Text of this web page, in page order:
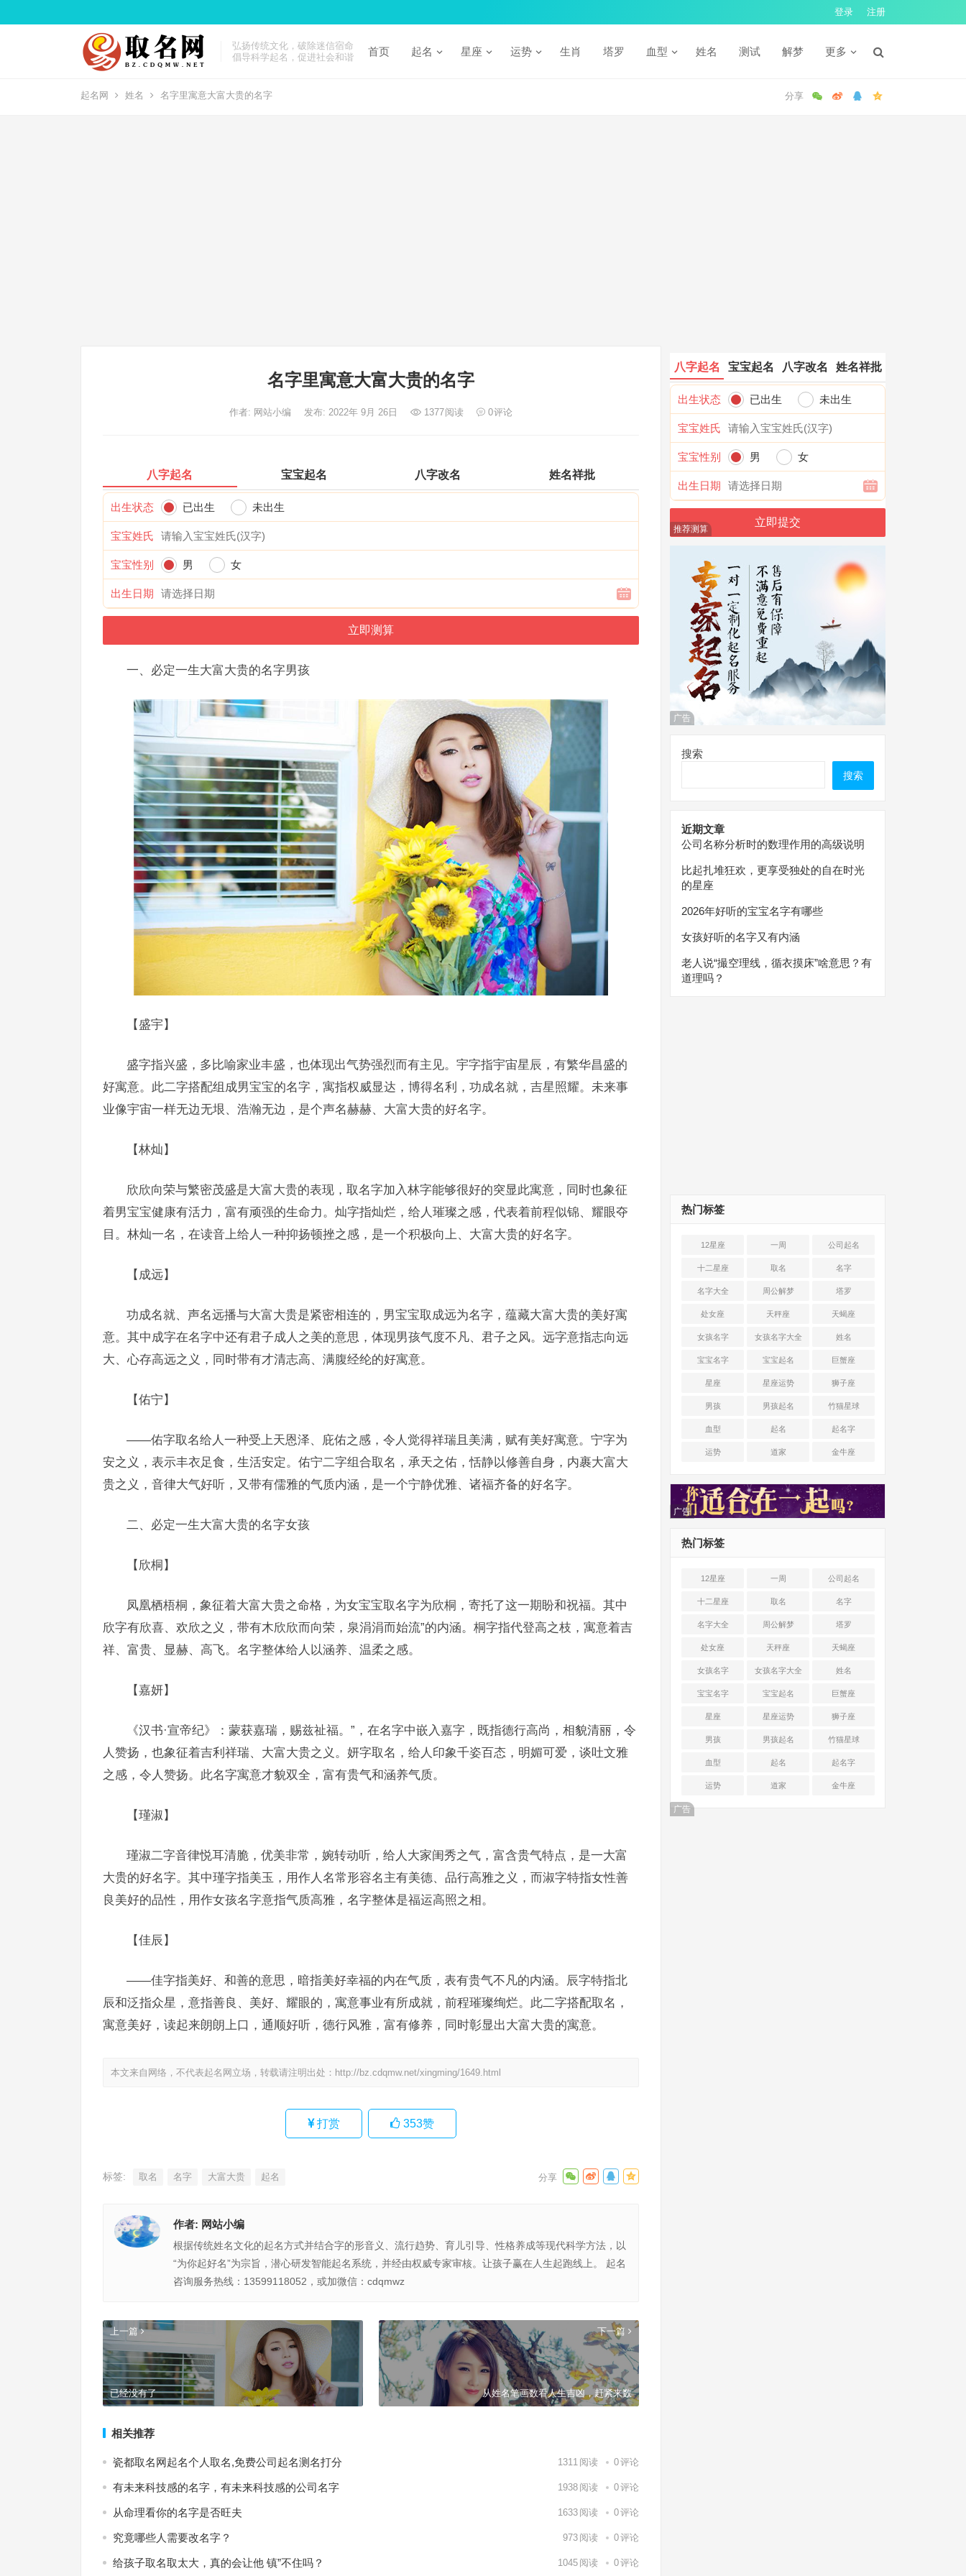
登录 注册
弘扬传统文化，破除迷信宿命
倡导科学起名，促进社会和谐
首页 起名 星座 运势 生肖 塔罗 血型 姓名 测试 解梦 更多
起名网 姓名 名字里寓意大富大贵的名字
名字里寓意大富大贵的名字
作者: 网站小编 发布: 2022年 9月 26日 1377阅读 0评论
八字起名 宝宝起名 八字改名 姓名祥批
出生状态 已出生 未出生
宝宝姓氏
宝宝性别 男 女
出生日期
一、必定一生大富大贵的名字男孩
【盛宇】
盛字指兴盛，多比喻家业丰盛，也体现出气势强烈而有主见。宇字指宇宙星辰，有繁华昌盛的
好寓意。此二字搭配组成男宝宝的名字，寓指权威显达，博得名利，功成名就，吉星照耀。未来事
业像宇宙一样无边无垠、浩瀚无边，是个声名赫赫、大富大贵的好名字。
【林灿】
欣欣向荣与繁密茂盛是大富大贵的表现，取名字加入林字能够很好的突显此寓意，同时也象征
着男宝宝健康有活力，富有顽强的生命力。灿字指灿烂，给人璀璨之感，代表着前程似锦、耀眼夺
目。林灿一名，在读音上给人一种抑扬顿挫之感，是一个积极向上、大富大贵的好名字。
【成远】
功成名就、声名远播与大富大贵是紧密相连的，男宝宝取成远为名字，蕴藏大富大贵的美好寓
意。其中成字在名字中还有君子成人之美的意思，体现男孩气度不凡、君子之风。远字意指志向远
大、心存高远之义，同时带有才清志高、满腹经纶的好寓意。
【佑宁】
——佑字取名给人一种受上天恩泽、庇佑之感，令人觉得祥瑞且美满，赋有美好寓意。宁字为
安之义，表示丰衣足食，生活安定。佑宁二字组合取名，承天之佑，恬静以修善自身，内裹大富大
贵之义，音律大气好听，又带有儒雅的气质内涵，是一个宁静优雅、诸福齐备的好名字。
二、必定一生大富大贵的名字女孩
【欣桐】
凤凰栖梧桐，象征着大富大贵之命格，为女宝宝取名字为欣桐，寄托了这一期盼和祝福。其中
欣字有欣喜、欢欣之义，带有木欣欣而向荣，泉涓涓而始流”的内涵。桐字指代登高之枝，寓意着吉
祥、富贵、显赫、高飞。名字整体给人以涵养、温柔之感。
【嘉妍】
《汉书·宣帝纪》：蒙获嘉瑞，赐兹祉福。”，在名字中嵌入嘉字，既指德行高尚，相貌清丽，令
人赞扬，也象征着吉利祥瑞、大富大贵之义。妍字取名，给人印象千姿百态，明媚可爱，谈吐文雅
之感，令人赞扬。此名字寓意才貌双全，富有贵气和涵养气质。
【瑾淑】
瑾淑二字音律悦耳清脆，优美非常，婉转动听，给人大家闺秀之气，富含贵气特点，是一大富
大贵的好名字。其中瑾字指美玉，用作人名常形容名主有美德、品行高雅之义，而淑字特指女性善
良美好的品性，用作女孩名字意指气质高雅，名字整体是福运高照之相。
【佳辰】
——佳字指美好、和善的意思，暗指美好幸福的内在气质，表有贵气不凡的内涵。辰字特指北
辰和泛指众星，意指善良、美好、耀眼的，寓意事业有所成就，前程璀璨绚烂。此二字搭配取名，
寓意美好，读起来朗朗上口，通顺好听，德行风雅，富有修养，同时彰显出大富大贵的寓意。
本文来自网络，不代表起名网立场，转载请注明出处： http://bz.cdqmw.net/xingming/1649.html
打赏 353赞
标签: 取名 名字 大富大贵 起名
作者: 网站小编
根据传统姓名文化的起名方式并结合字的形音义、流行趋势、育儿引导、性格养成等现代科学方法，以
“为你起好名”为宗旨，潜心研发智能起名系统，并经由权威专家审核。让孩子赢在人生起跑线上。 起名
咨询服务热线：13599118052，或加微信：cdqmwz
上一篇
已经没有了
下一篇
从姓名笔画数看人生吉凶，赶紧来数
相关推荐
瓷都取名网起名个人取名,免费公司起名测名打分 1311 阅读 0评论
有未来科技感的名字，有未来科技感的公司名字 1938 阅读 0评论
从命理看你的名字是否旺夫 1633 阅读 0评论
究竟哪些人需要改名字？ 973 阅读 0评论
给孩子取名取太大，真的会让他 镇”不住吗？ 1045 阅读 0评论
八字起名 宝宝起名 八字改名 姓名祥批
出生状态 已出生 未出生
宝宝姓氏
宝宝性别 男 女
出生日期
推荐测算
广告
搜索
搜索
近期文章
公司名称分析时的数理作用的高级说明
比起扎堆狂欢，更享受独处的自在时光
的星座
2026年好听的宝宝名字有哪些
女孩好听的名字又有内涵
老人说“撮空理线，循衣摸床”啥意思？有
道理吗？
热门标签
12星座 一周 公司起名
十二星座 取名 名字
名字大全 周公解梦 塔罗
处女座 天秤座 天蝎座
女孩名字 女孩名字大全 姓名
宝宝名字 宝宝起名 巨蟹座
星座 星座运势 狮子座
男孩 男孩起名 竹猫星球
血型 起名 起名字
运势 道家 金牛座
广告
热门标签
12星座 一周 公司起名
十二星座 取名 名字
名字大全 周公解梦 塔罗
处女座 天秤座 天蝎座
女孩名字 女孩名字大全 姓名
宝宝名字 宝宝起名 巨蟹座
星座 星座运势 狮子座
男孩 男孩起名 竹猫星球
血型 起名 起名字
运势 道家 金牛座
广告